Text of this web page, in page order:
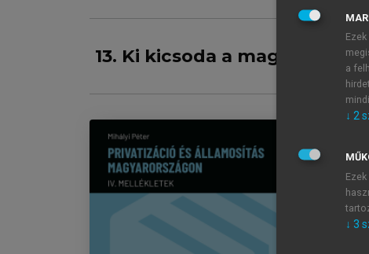
13. Ki kicsoda a magyar
IV.
a
↓ 2
↓ 3